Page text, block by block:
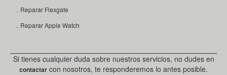
．Reparar Flexgate
．Reparar Apple Watch
Si tienes cualquier duda sobre nuestros servicios, no dudes en
contactar con nosotros, te responderemos lo antes posible.